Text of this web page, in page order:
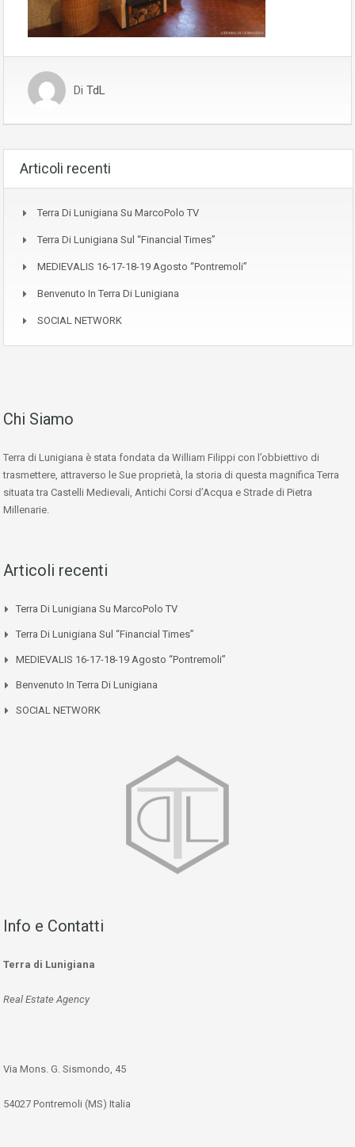
Di TdL
Articoli recenti
Terra Di Lunigiana Su MarcoPolo TV
Terra Di Lunigiana Sul “Financial Times”
MEDIEVALIS 16-17-18-19 Agosto “Pontremoli”
Benvenuto In Terra Di Lunigiana
SOCIAL NETWORK
Chi Siamo
Terra di Lunigiana è stata fondata da William Filippi con l’obbiettivo di
trasmettere, attraverso le Sue proprietà, la storia di questa magnifica Terra
situata tra Castelli Medievali, Antichi Corsi d’Acqua e Strade di Pietra
Millenarie.
Articoli recenti
Terra Di Lunigiana Su MarcoPolo TV
Terra Di Lunigiana Sul “Financial Times”
MEDIEVALIS 16-17-18-19 Agosto “Pontremoli”
Benvenuto In Terra Di Lunigiana
SOCIAL NETWORK
Info e Contatti
Terra di Lunigiana
Real Estate Agency
Via Mons. G. Sismondo, 45
54027 Pontremoli (MS) Italia